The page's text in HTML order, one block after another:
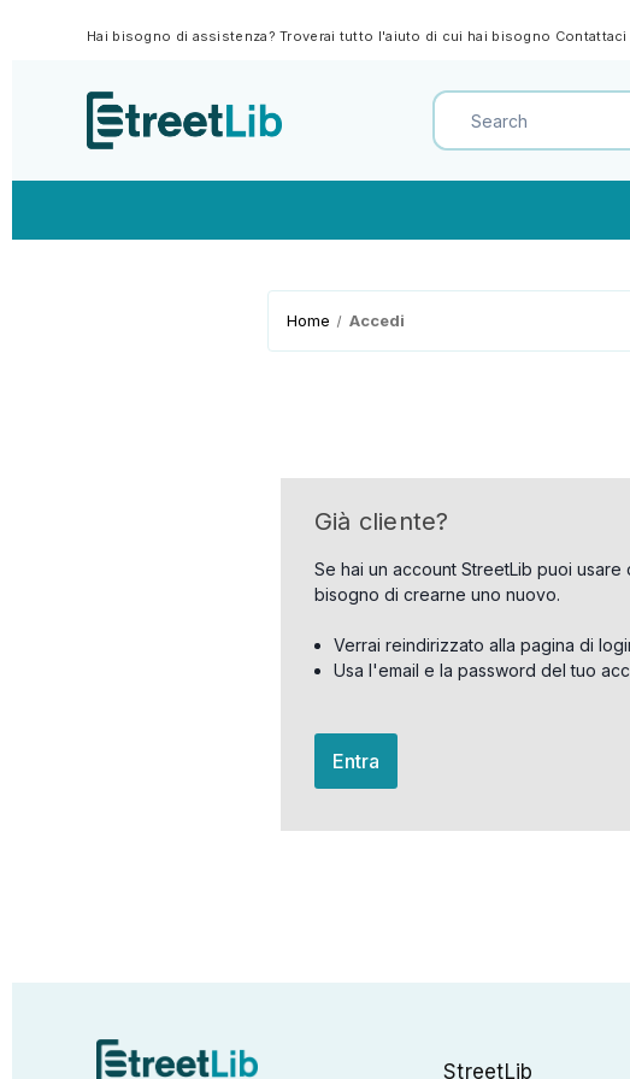
Hai bisogno di assistenza? Troverai tutto l'aiuto di cui hai bisogno Contattaci
Home Accedi
Già cliente?
Se hai un account StreetLib puoi usare
bisogno di crearne uno nuovo.
Verrai reindirizzato alla pagina di
Usa l'email e la password del tuo
Entra
StreetLib